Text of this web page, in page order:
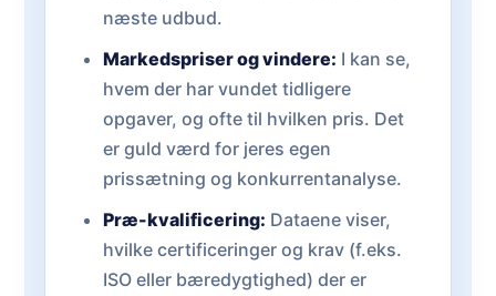
næste udbud.
Markedspriser og vindere: I kan se,
hvem der har vundet tidligere
opgaver, og ofte til hvilken pris. Det
er guld værd for jeres egen
prissætning og konkurrentanalyse.
Præ-kvalificering: Dataene viser,
hvilke certificeringer og krav (f.eks.
ISO eller bæredygtighed) der er